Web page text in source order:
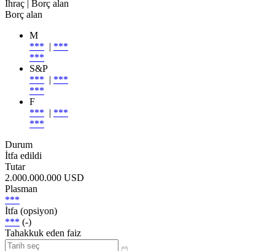
İhraç
| Borç alan
Borç alan
M
*** | ***
***
S&P
*** | ***
***
F
*** | ***
***
Durum
İtfa edildi
Tutar
2.000.000.000 USD
Plasman
***
İtfa (opsiyon)
*** (-)
Tahakkuk eden faiz